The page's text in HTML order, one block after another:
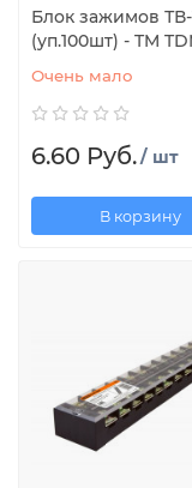
Блок зажимов ТВ-
(уп.100шт) - TM
Очень мало
6.60 Руб./ шт
В корзину